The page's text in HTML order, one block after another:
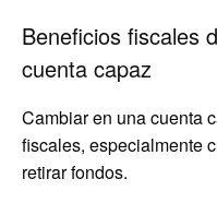
Beneficios fiscales
cuenta capaz
Cambiar en una cuenta
fiscales, especialmente
retirar fondos.